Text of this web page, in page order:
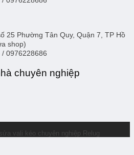
25 Phường Tân Quy, Quận 7, TP Hồ
shop)
0976228686
chuyên nghiệp
vali kéo chuyên nghiệp Relug